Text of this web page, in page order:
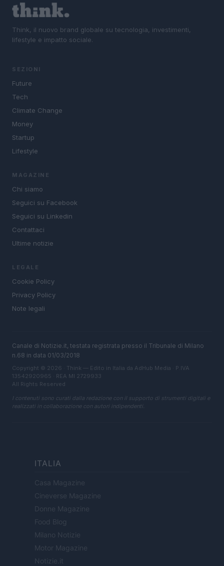
Think, il nuovo brand globale su tecnologia, investimenti,
lifestyle e impatto sociale.
SEZIONI
Future
Tech
Climate Change
Money
Startup
Lifestyle
MAGAZINE
Chi siamo
Seguici su Facebook
Seguici su Linkedin
Contattaci
Ultime notizie
LEGALE
Cookie Policy
Privacy Policy
Note legali
Canale di Notizie.it, testata registrata presso il Tribunale di Milano
n.68 in data 01/03/2018
Copyright © 2026 · Think — Edito in Italia da AdHub Media · P.IVA
13542920965 · REA MI 2729933
All Rights Reserved
I contenuti sono curati dalla redazione con il supporto di strumenti digitali e
realizzati in collaborazione con autori indipendenti.
ITALIA
Casa Magazine
Cineverse Magazine
Donne Magazine
Food Blog
Milano Notizie
Motor Magazine
Notizie.it